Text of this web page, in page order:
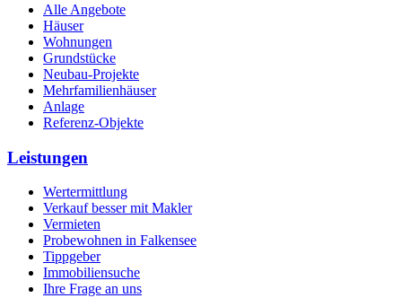
Alle Angebote
Häuser
Wohnungen
Grundstücke
Neubau-Projekte
Mehrfamilienhäuser
Anlage
Referenz-Objekte
Leistungen
Wertermittlung
Verkauf besser mit Makler
Vermieten
Probewohnen in Falkensee
Tippgeber
Immobiliensuche
Ihre Frage an uns